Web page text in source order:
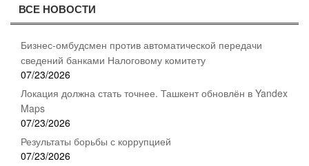
ВСЕ НОВОСТИ
Бизнес-омбудсмен против автоматической передачи
сведений банками Налоговому комитету
07/23/2026
Локация должна стать точнее. Ташкент обновлён в Yandex
Maps
07/23/2026
Результаты борьбы с коррупцией
07/23/2026